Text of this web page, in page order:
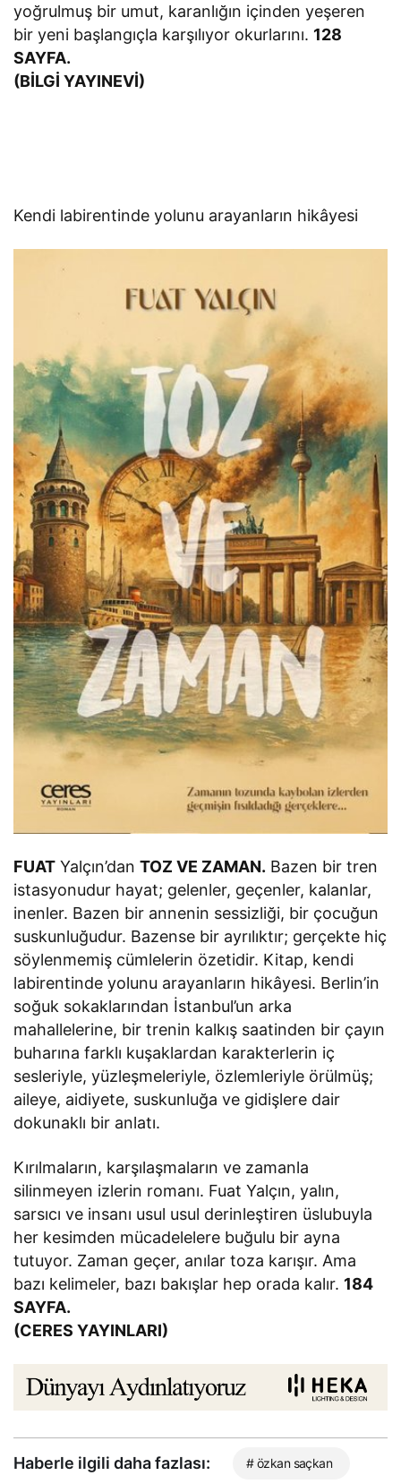
yoğrulmuş bir umut, karanlığın içinden yeşeren
bir yeni başlangıçla karşılıyor okurlarını. 128
SAYFA.
(BİLGİ YAYINEVİ)
Kendi labirentinde yolunu arayanların hikâyesi
FUAT Yalçın’danTOZ VE ZAMAN. Bazen bir tren
istasyonudur hayat; gelenler, geçenler, kalanlar,
inenler. Bazen bir annenin sessizliği, bir çocuğun
suskunluğudur. Bazense bir ayrılıktır; gerçekte hiç
söylenmemiş cümlelerin özetidir. Kitap, kendi
labirentinde yolunu arayanların hikâyesi. Berlin’in
soğuk sokaklarından İstanbul’un arka
mahallelerine, bir trenin kalkış saatinden bir çayın
buharına farklı kuşaklardan karakterlerin iç
sesleriyle, yüzleşmeleriyle, özlemleriyle örülmüş;
aileye, aidiyete, suskunluğa ve gidişlere dair
dokunaklı bir anlatı.
Kırılmaların, karşılaşmaların ve zamanla
silinmeyen izlerin romanı. Fuat Yalçın, yalın,
sarsıcı ve insanı usul usul derinleştiren üslubuyla
her kesimden mücadelelere buğulu bir ayna
tutuyor. Zaman geçer, anılar toza karışır. Ama
bazı kelimeler, bazı bakışlar hep orada kalır. 184
SAYFA.
(CERES YAYINLARI)
Haberle ilgili daha fazlası: # özkan saçkan